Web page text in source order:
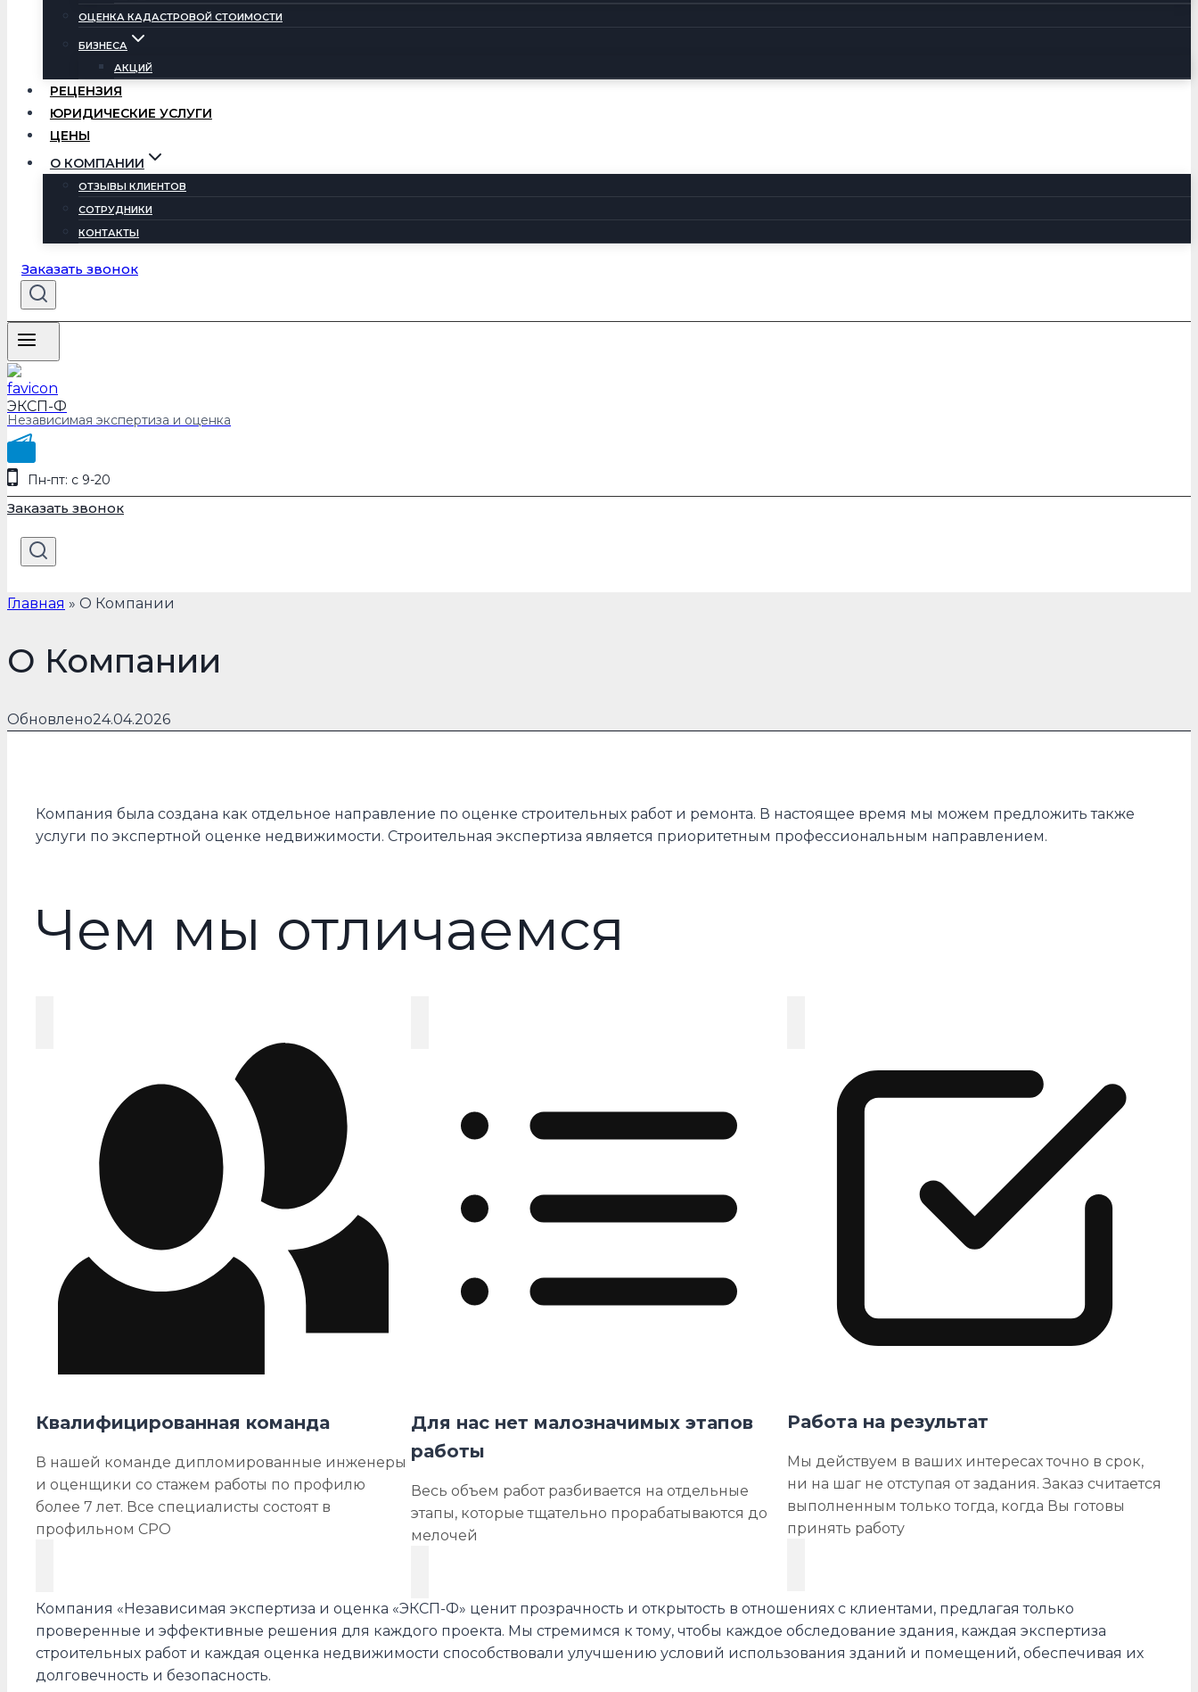
ОЦЕНКА КАДАСТРОВОЙ СТОИМОСТИ
БИЗНЕСА
АКЦИЙ
РЕЦЕНЗИЯ
ЮРИДИЧЕСКИЕ УСЛУГИ
ЦЕНЫ
О КОМПАНИИ
ОТЗЫВЫ КЛИЕНТОВ
СОТРУДНИКИ
КОНТАКТЫ
Заказать звонок
ЭКСП-Ф
Независимая экспертиза и оценка
Пн-пт: с 9-20
Заказать звонок
Главная » О Компании
О Компании
Обновлено24.04.2026
Компания была создана как отдельное направление по оценке строительных работ и ремонта. В настоящее время мы можем предложить также
услуги по экспертной оценке недвижимости. Строительная экспертиза является приоритетным профессиональным направлением.
Чем мы отличаемся
Квалифицированная команда
В нашей команде дипломированные инженеры
и оценщики со стажем работы по профилю
более 7 лет. Все специалисты состоят в
профильном СРО
Для нас нет малозначимых этапов
работы
Весь объем работ разбивается на отдельные
этапы, которые тщательно прорабатываются до
мелочей
Работа на результат
Мы действуем в ваших интересах точно в срок,
ни на шаг не отступая от задания. Заказ считается
выполненным только тогда, когда Вы готовы
принять работу
Компания «Независимая экспертиза и оценка «ЭКСП-Ф» ценит прозрачность и открытость в отношениях с клиентами, предлагая только
проверенные и эффективные решения для каждого проекта. Мы стремимся к тому, чтобы каждое обследование здания, каждая экспертиза
строительных работ и каждая оценка недвижимости способствовали улучшению условий использования зданий и помещений, обеспечивая их
долговечность и безопасность.